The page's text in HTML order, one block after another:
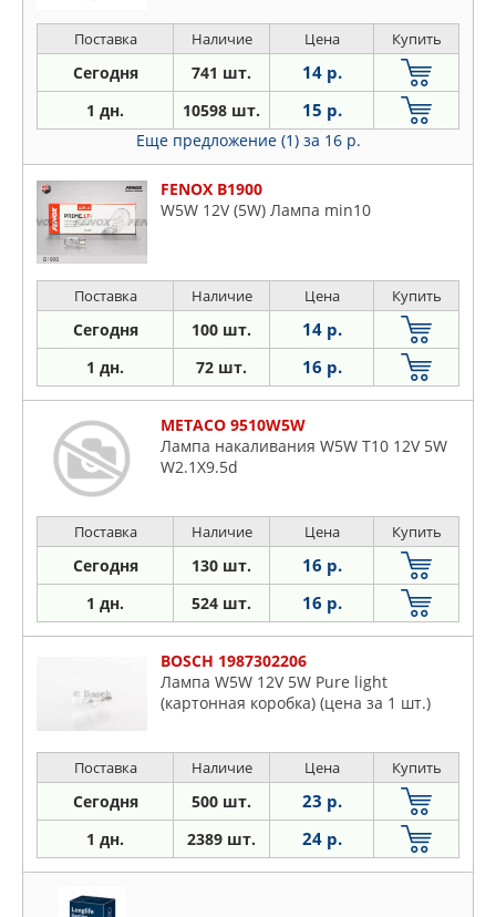
Поставка Наличие Цена Купить
Сегодня 741 шт. 14 р.
1 дн. 10598 шт. 15 р.
Еще предложение (1) за 16 р.
FENOX B1900
W5W 12V (5W) Лампа min10
Поставка Наличие Цена Купить
Сегодня 100 шт. 14 р.
1 дн. 72 шт. 16 р.
METACO 9510W5W
Лампа накаливания W5W T10 12V 5W
W2.1X9.5d
Поставка Наличие Цена Купить
Сегодня 130 шт. 16 р.
1 дн. 524 шт. 16 р.
BOSCH 1987302206
Лампа W5W 12V 5W Pure light
(картонная коробка) (цена за 1 шт.)
Поставка Наличие Цена Купить
Сегодня 500 шт. 23 р.
1 дн. 2389 шт. 24 р.